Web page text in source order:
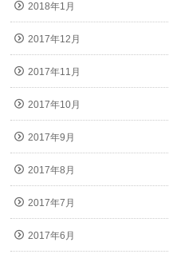
2018年1月
2017年12月
2017年11月
2017年10月
2017年9月
2017年8月
2017年7月
2017年6月